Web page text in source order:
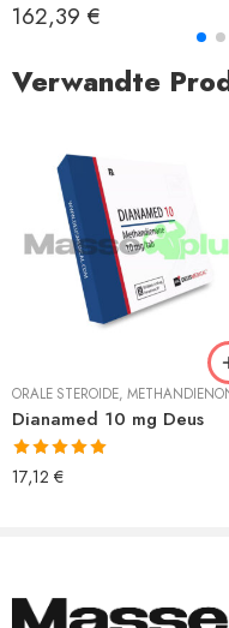
Bewertet mit
5.00von 5
162,39 €
Verwandte
ORALE STEROIDE,
Dianamed 10 mg Deus
Bewertet mit
5.00 von 5
17,12 €